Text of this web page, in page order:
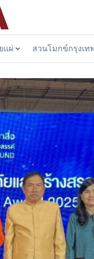
แผ่ สวนโมกข์กรุงเท